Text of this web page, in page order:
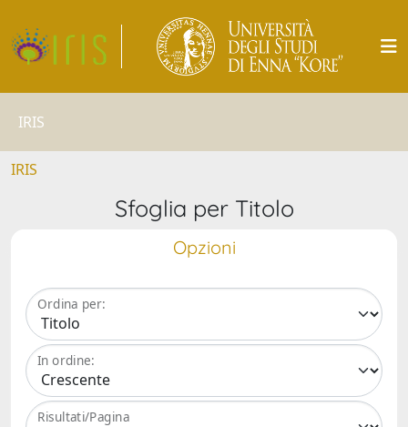
IRIS
IRIS
Sfoglia per Titolo
Opzioni
Ordina per:
In ordine:
Risultati/Pagina